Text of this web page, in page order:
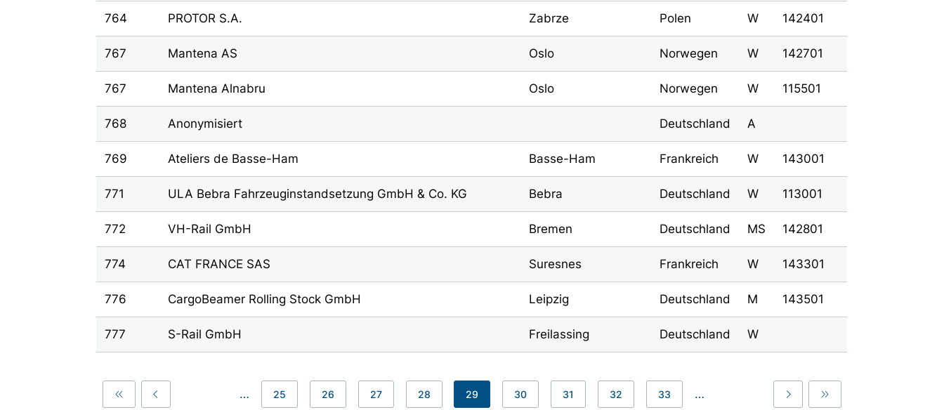
764 PROTOR S.A. Zabrze Polen W 142401
767 Mantena AS Oslo Norwegen W 142701
767 Mantena Alnabru Oslo Norwegen W 115501
768 Anonymisiert Deutschland A
769 Ateliers de Basse-Ham Basse-Ham Frankreich W 143001
771 ULA Bebra Fahrzeuginstandsetzung GmbH & Co. KG Bebra Deutschland W 113001
772 VH-Rail GmbH Bremen Deutschland MS 142801
774 CAT FRANCE SAS Suresnes Frankreich W 143301
776 CargoBeamer Rolling Stock GmbH Leipzig Deutschland M 143501
777 S-Rail GmbH Freilassing Deutschland W
First Previous
… 25 26 27 28 29 30 31 32 33 …
Last Last